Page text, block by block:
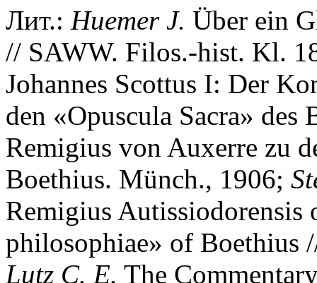
Лит.: Huemer J. Über ein
// SAWW. Filos.-hist. Kl.
Johannes Scottus I: Der
den «Opuscula Sacra»
Remigius von Auxerre zu
Boethius. Münch., 1906;
Remigius Autissiodorensis
philosophiae» of Boethius
Lutz C. E. The